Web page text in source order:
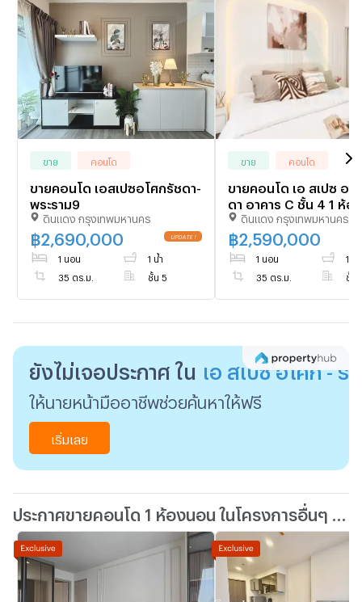
ขาย คอนโด
ขายคอนโด เอสเปซอโศกรัชดา-
พระราม9
ดินแดง กรุงเทพมหานคร
฿2,690,000
1 นอน 1 น้ำ
35 ตร.ม. ชั้น 5
ขาย คอนโด
ขายคอนโด เอ สเปซ อโ
ดา อาคาร C ชั้น 4 1 ห้อ
ขนาด 35 ตรม ใกล้ เซ็น
พระราม 9
ดินแดง กรุงเทพมหานคร
฿2,590,000
1 นอน 1 น้ำ
35 ตร.ม. ชั้น
ยังไม่เจอประกาศ ใน เอ สเปซ อโศก - รั
ให้นายหน้ามืออาชีพช่วยค้นหาให้ฟรี
เริ่มเลย